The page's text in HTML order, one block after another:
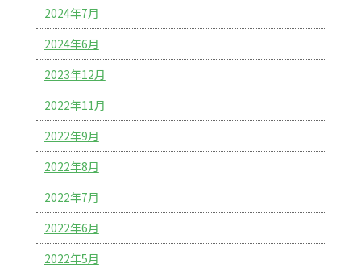
2024年7月
2024年6月
2023年12月
2022年11月
2022年9月
2022年8月
2022年7月
2022年6月
2022年5月